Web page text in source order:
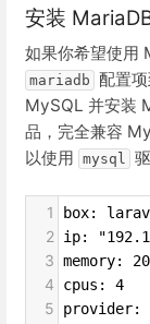
安装
如果你希望使用
mariadb 配置项
MySQL 并安装
品，完全兼容
以使用 mysql
1 box:
2 ip:
3 memory:
4 cpus: 4
5 provider: